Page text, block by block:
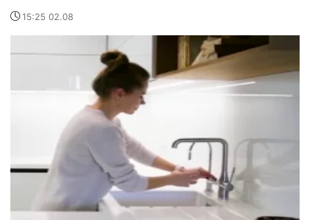
15:25 02.08